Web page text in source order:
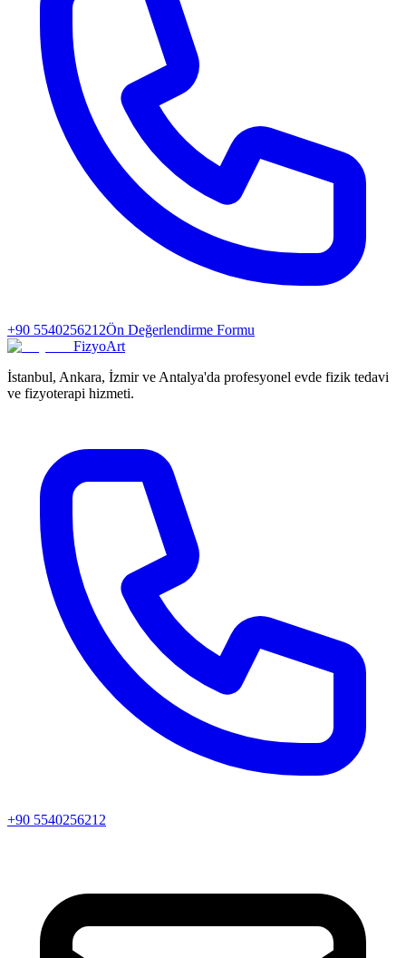
+90 5540256212Ön Değerlendirme Formu
FizyoArt
İstanbul, Ankara, İzmir ve Antalya'da profesyonel evde fizik tedavi
ve fizyoterapi hizmeti.
+90 5540256212